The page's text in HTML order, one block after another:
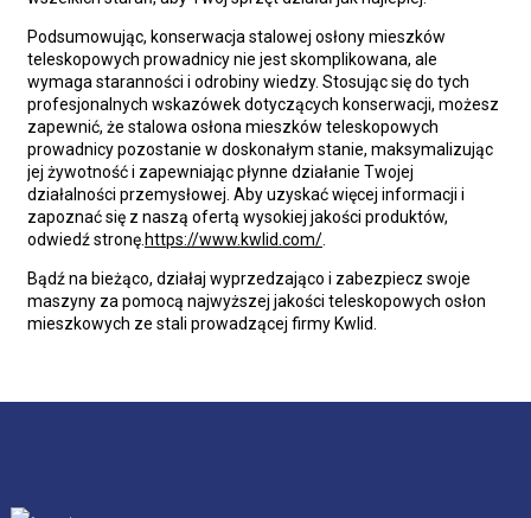
Podsumowując, konserwacja stalowej osłony mieszków
teleskopowych prowadnicy nie jest skomplikowana, ale
wymaga staranności i odrobiny wiedzy. Stosując się do tych
profesjonalnych wskazówek dotyczących konserwacji, możesz
zapewnić, że stalowa osłona mieszków teleskopowych
prowadnicy pozostanie w doskonałym stanie, maksymalizując
jej żywotność i zapewniając płynne działanie Twojej
działalności przemysłowej. Aby uzyskać więcej informacji i
zapoznać się z naszą ofertą wysokiej jakości produktów,
odwiedź stronę. https://www.kwlid.com/.
Bądź na bieżąco, działaj wyprzedzająco i zabezpiecz swoje
maszyny za pomocą najwyższej jakości teleskopowych osłon
mieszkowych ze stali prowadzącej firmy Kwlid.